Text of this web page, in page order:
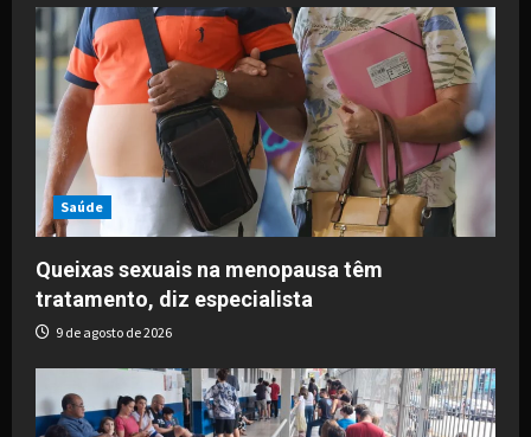
i
g
a
t
i
o
n
Saúde
Queixas sexuais na menopausa têm
tratamento, diz especialista
9 de agosto de 2026